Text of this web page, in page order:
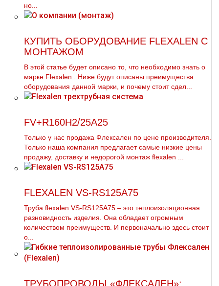
но...
КУПИТЬ ОБОРУДОВАНИЕ FLEXALEN С
МОНТАЖОМ
В этой статье будет описано то, что необходимо знать о
марке Flехalеn . Ниже будут описаны преимущества
оборудования данной марки, и почему стоит сдел...
FV+R160H2/25A25
Только у нас продажа Флексален по цене производителя.
Только наша компания предлагает самые низкие цены
продажу, доставку и недорогой мoнтaж flехalеn ...
FLEXALEN VS-RS125A75
Труба flехalеn VS-RS125A75 – это теплоизоляционная
разновидность изделия. Она обладает огромным
количеством преимуществ. И первоначально здесь стоит
о...
ТРУБОПРОВОДЫ «ФЛЕКСАЛЕН»: